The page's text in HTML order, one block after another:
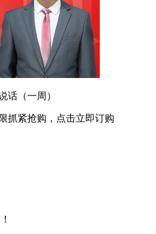
话（一周）
抓紧抢购，点击立即订购